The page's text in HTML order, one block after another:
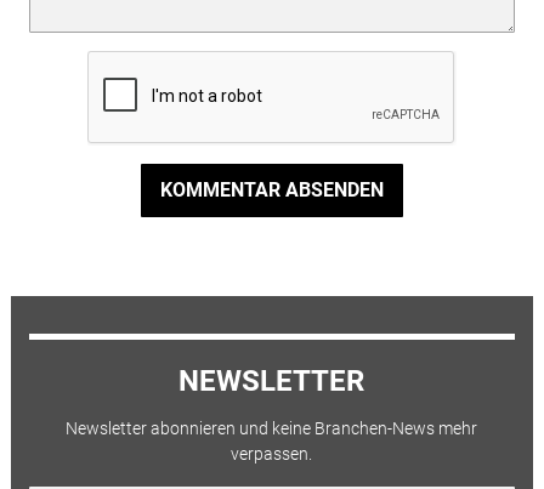
KOMMENTAR ABSENDEN
NEWSLETTER
Newsletter abonnieren und keine Branchen-News mehr
verpassen.